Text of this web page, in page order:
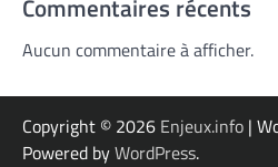
Commentaires récents
Aucun commentaire à afficher.
Copyright © 2026 Enjeux.info |
Powered byWordPress.